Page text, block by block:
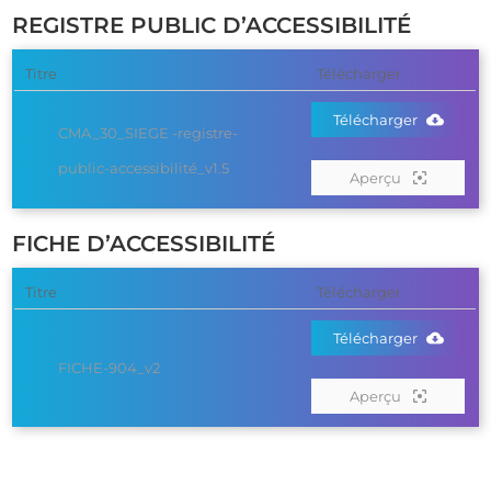
REGISTRE PUBLIC D’ACCESSIBILITÉ
Titre Télécharger
CMA_30_SIEGE -registre-
public-accessibilité_v1.5
Télécharger
Aperçu
FICHE D’ACCESSIBILITÉ
Titre Télécharger
FICHE-904_v2
Télécharger
Aperçu